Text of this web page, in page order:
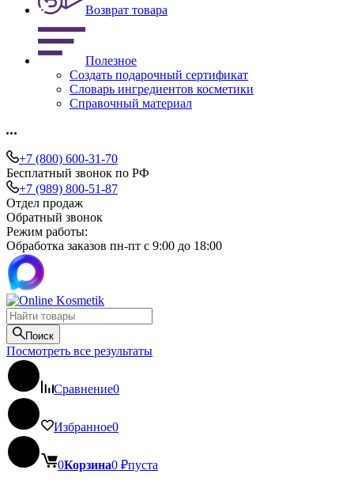
Возврат товара
Полезное
Создать подарочный сертификат
Словарь ингредиентов косметики
Справочный материал
+7 (800) 600-31-70
Бесплатный звонок по РФ
+7 (989) 800-51-87
Отдел продаж
Обратный звонок
Режим работы:
Обработка заказов пн-пт с 9:00 до 18:00
Поиск
Посмотреть все результаты
Сравнение0
Избранное0
0Корзина0 ₽пуста